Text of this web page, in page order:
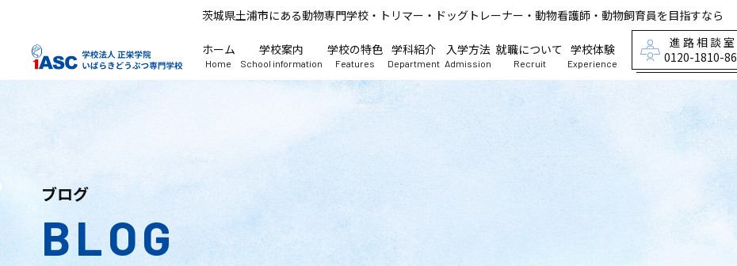
茨城県土浦市にある動物専門学校・トリマー・ドッグトレーナー・動物看護師・動物飼育員を目指すなら
ホーム
Home
学校案内
School information
学校の特色
Features
学科紹介
Department
入学方法
Admission
就職について
Recruit
学校体験
Experience
進路相談室
0120-1810-86
ブログ
BLOG